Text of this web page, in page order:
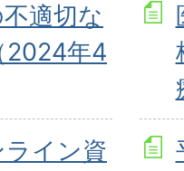
適切な
2024年4
イン資